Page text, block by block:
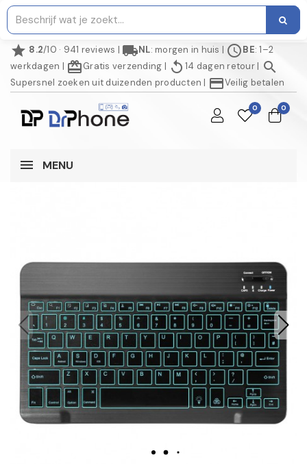
star 8.2/10 · 941 reviews | local_shippingNL: morgen in huis | scheduleBE: 1–2
werkdagen | redeemGratis verzending | replay 14 dagen retour| search
Supersnel zoeken uit duizenden producten | credit_cardVeilig betalen
0 0
MENU